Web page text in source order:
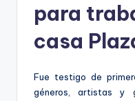
para
casa
Fue testigo de
géneros, artistas